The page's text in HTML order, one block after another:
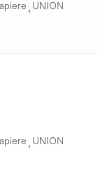
, UNION
, UNION